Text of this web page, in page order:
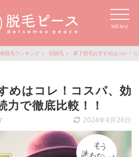
MENU
脱毛ランキング 顔脱毛 鼻下脱毛おすすめはコレ！
めはコレ！コスパ、効
力で徹底比較！！
2024年4月26日